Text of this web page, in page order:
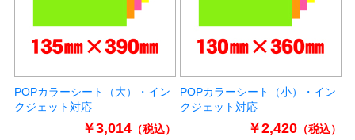
POPカラーシート（大）・イン
クジェット対応
￥3,014（税込）
POPカラーシート（小）・イン
クジェット対応
￥2,420（税込）